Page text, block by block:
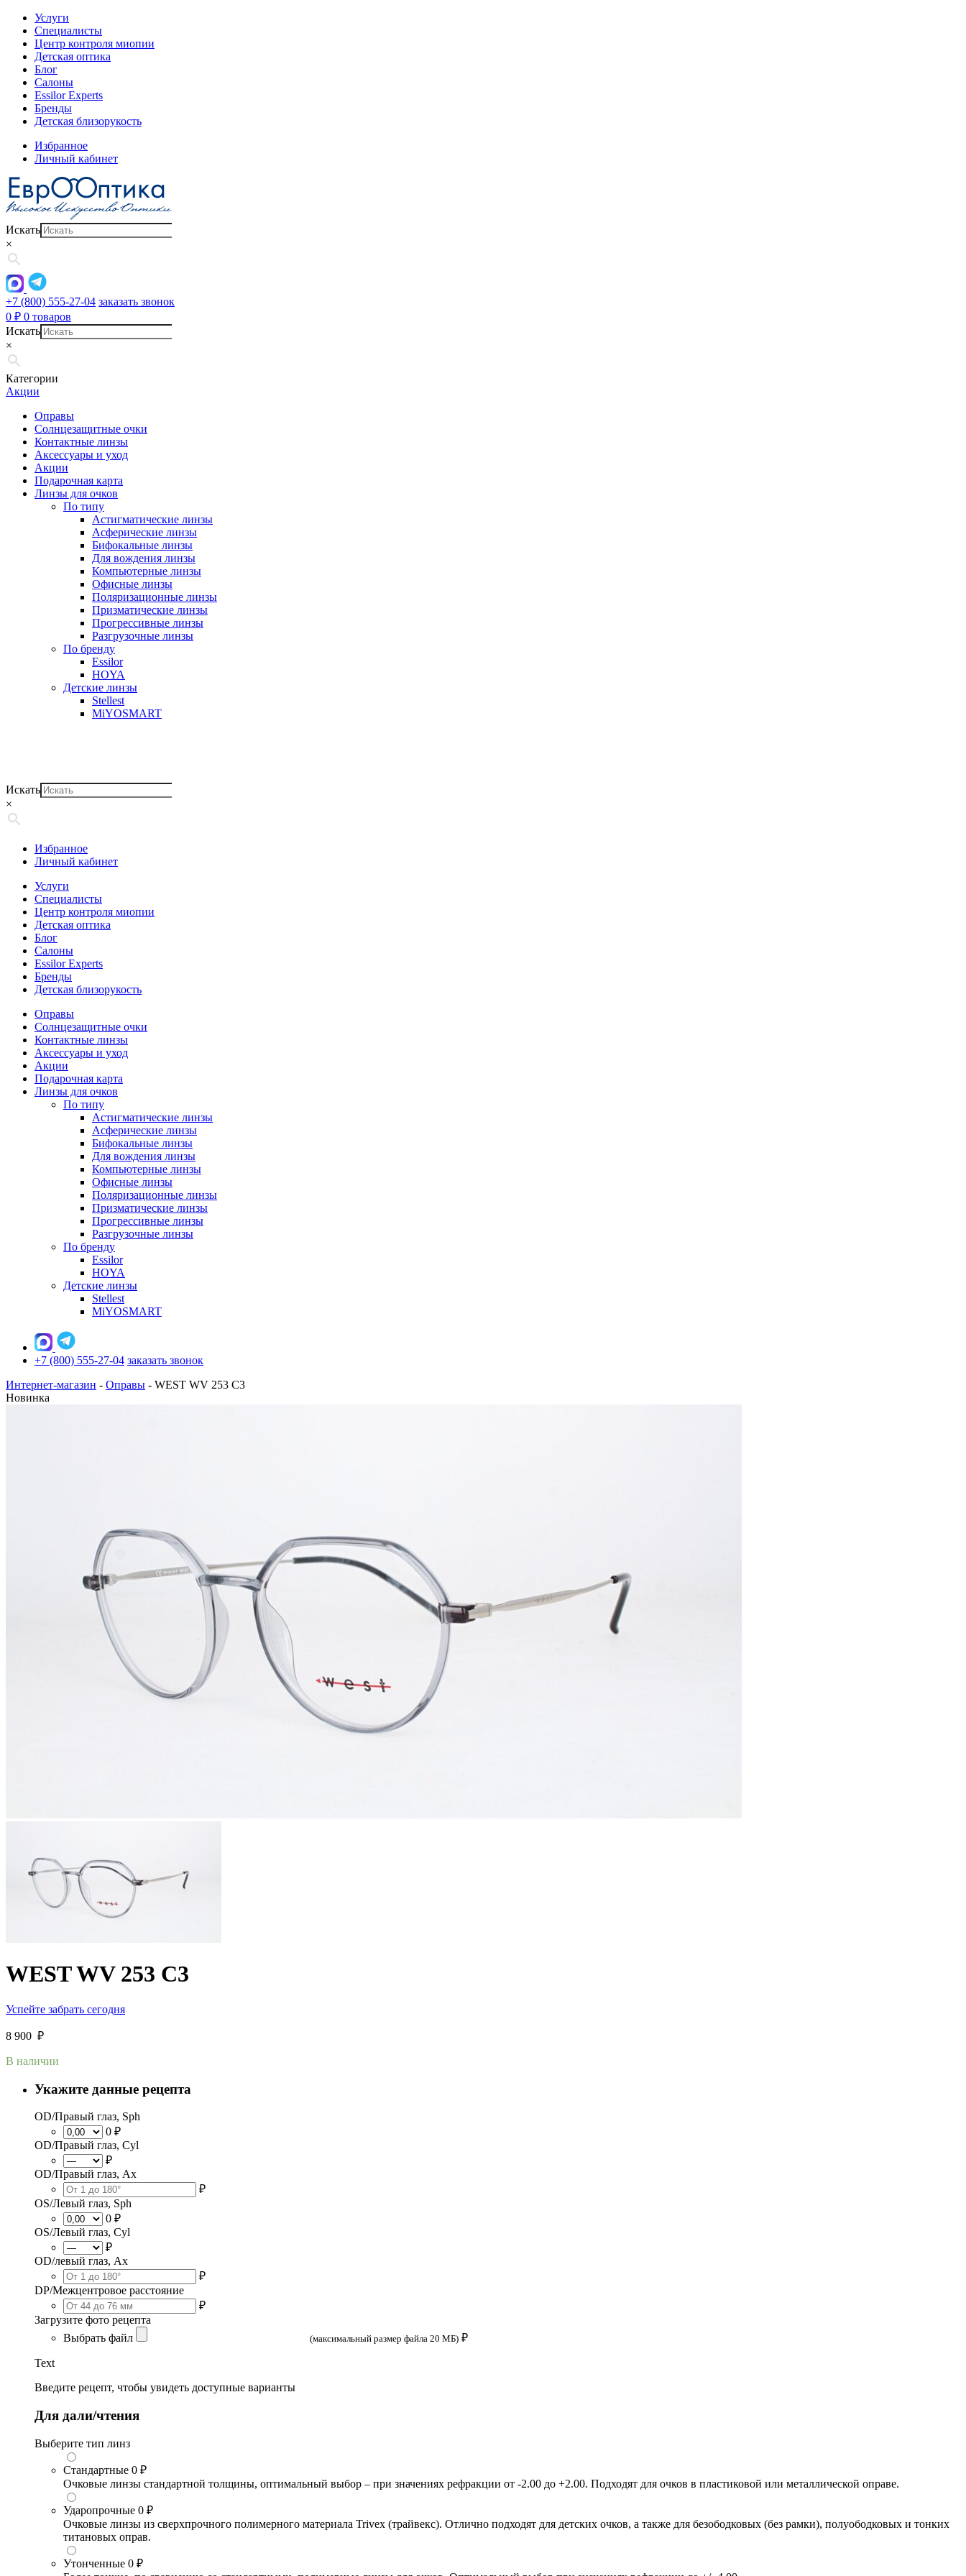
Услуги
Специалисты
Центр контроля миопии
Детская оптика
Блог
Салоны
Essilor Experts
Бренды
Детская близорукость
Избранное
Личный кабинет
Искать
×
+7 (800) 555-27-04 заказать звонок
0 ₽ 0 товаров
Искать
×
Категории
Акции
Оправы
Солнцезащитные очки
Контактные линзы
Аксессуары и уход
Акции
Подарочная карта
Линзы для очков
По типу
Астигматические линзы
Асферические линзы
Бифокальные линзы
Для вождения линзы
Компьютерные линзы
Офисные линзы
Поляризационные линзы
Призматические линзы
Прогрессивные линзы
Разгрузочные линзы
По бренду
Essilor
HOYA
Детские линзы
Stellest
MiYOSMART
Искать
×
Избранное
Личный кабинет
Услуги
Специалисты
Центр контроля миопии
Детская оптика
Блог
Салоны
Essilor Experts
Бренды
Детская близорукость
Оправы
Солнцезащитные очки
Контактные линзы
Аксессуары и уход
Акции
Подарочная карта
Линзы для очков
По типу
Астигматические линзы
Асферические линзы
Бифокальные линзы
Для вождения линзы
Компьютерные линзы
Офисные линзы
Поляризационные линзы
Призматические линзы
Прогрессивные линзы
Разгрузочные линзы
По бренду
Essilor
HOYA
Детские линзы
Stellest
MiYOSMART
+7 (800) 555-27-04 заказать звонок
Интернет-магазин - Оправы - WEST WV 253 C3
Новинка
WEST WV 253 C3
Успейте забрать сегодня
8 900 ₽
В наличии
Укажите данные рецепта
OD/Правый глаз, Sph
0 ₽
OD/Правый глаз, Cyl
₽
OD/Правый глаз, Ax
₽
OS/Левый глаз, Sph
0 ₽
OS/Левый глаз, Cyl
₽
OD/левый глаз, Ax
₽
DP/Межцентровое расстояние
₽
Загрузите фото рецепта
Выбрать файл
(максимальный размер файла 20 МБ) ₽
Text
Введите рецепт, чтобы увидеть доступные варианты
Для дали/чтения
Выберите тип линз
Стандартные 0 ₽
Очковые линзы стандартной толщины, оптимальный выбор – при значениях рефракции от -2.00 до +2.00. Подходят для очков в пластиковой или металлической оправе.
Ударопрочные 0 ₽
Очковые линзы из сверхпрочного полимерного материала Trivex (трайвекс). Отлично подходят для детских очков, а также для безободковых (без рамки), полуободковых и тонких
титановых оправ.
Утонченные 0 ₽